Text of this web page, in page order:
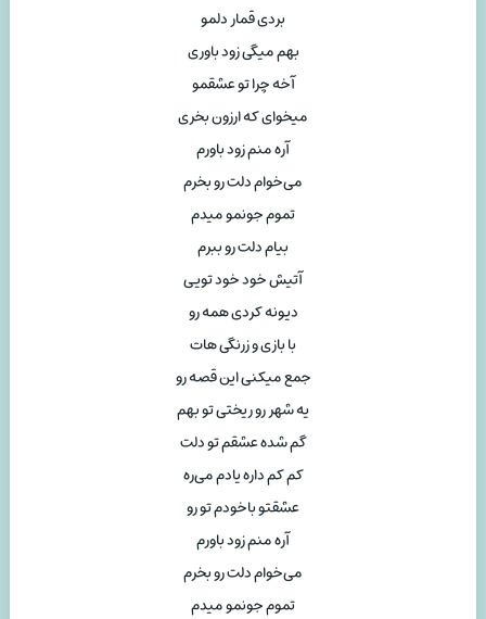
بردی قمار دلمو
بهم میگی زود باوری
آخه چرا تو عشقمو
میخوای که ارزون بخری
آره منم زود باورم
می‌خوام دلت رو بخرم
تموم جونمو میدم
بیام دلت رو ببرم
آتیش خود خود تویی
دیونه کردی همه رو
با بازی و زرنگی هات
جمع میکنی این قصه رو
یه شهر رو ریختی تو بهم
گم شده عشقم تو دلت
کم کم داره یادم می‌ره
عشقتو باخودم تو رو
آره منم زود باورم
می‌خوام دلت رو بخرم
تموم جونمو میدم